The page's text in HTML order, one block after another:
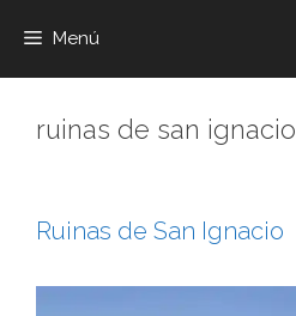
Menú
ruinas de san ignacio
Ruinas de San Ignacio